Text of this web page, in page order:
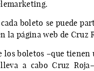
boleto se puede
la página web de Cruz
los boletos –que
a cabo Cruz